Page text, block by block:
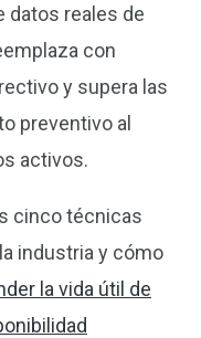
datos reales de
con
y supera las
preventivo al
activos.
cinco técnicas
industria y cómo
la vida útil de